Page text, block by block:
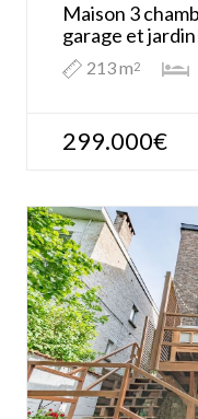
Maison 3
garage et
213 m2
299.000€